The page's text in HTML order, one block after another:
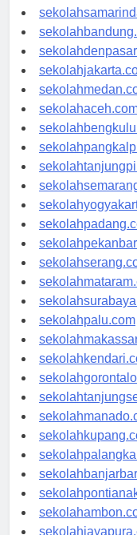
sekolahaceh.com
sekolahpalu.com